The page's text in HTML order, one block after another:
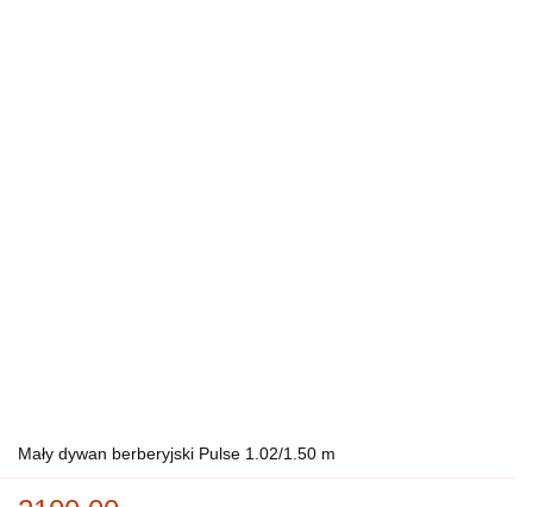
Mały dywan berberyjski Pulse 1.02/1.50 m